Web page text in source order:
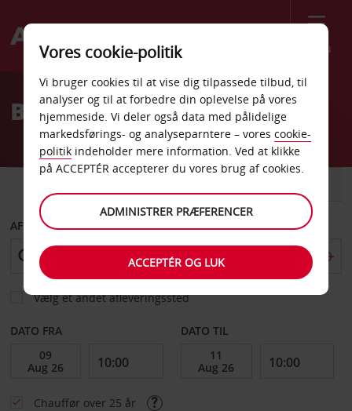
Menu
Welcome
AvisBilleje i Milano
AFHENT FRA
Vælg et andet afleveringssted
DATO FRA DATO TIL
Chauffør over 25 år
Vores cookie-politik
Vi bruger cookies til at vise dig tilpassede tilbud, til
analyser og til at forbedre din oplevelse på vores
hjemmeside. Vi deler også data med pålidelige
markedsførings- og analyseparntere – vores cookie-
politik indeholder mere information. Ved at klikke
på ACCEPTÉR accepterer du vores brug af cookies.
ADMINISTRER PRÆFERENCER
ACCEPTÉR OG LUK